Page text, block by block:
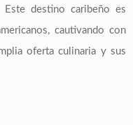
destino caribeño es
cautivando con
oferta culinaria y sus